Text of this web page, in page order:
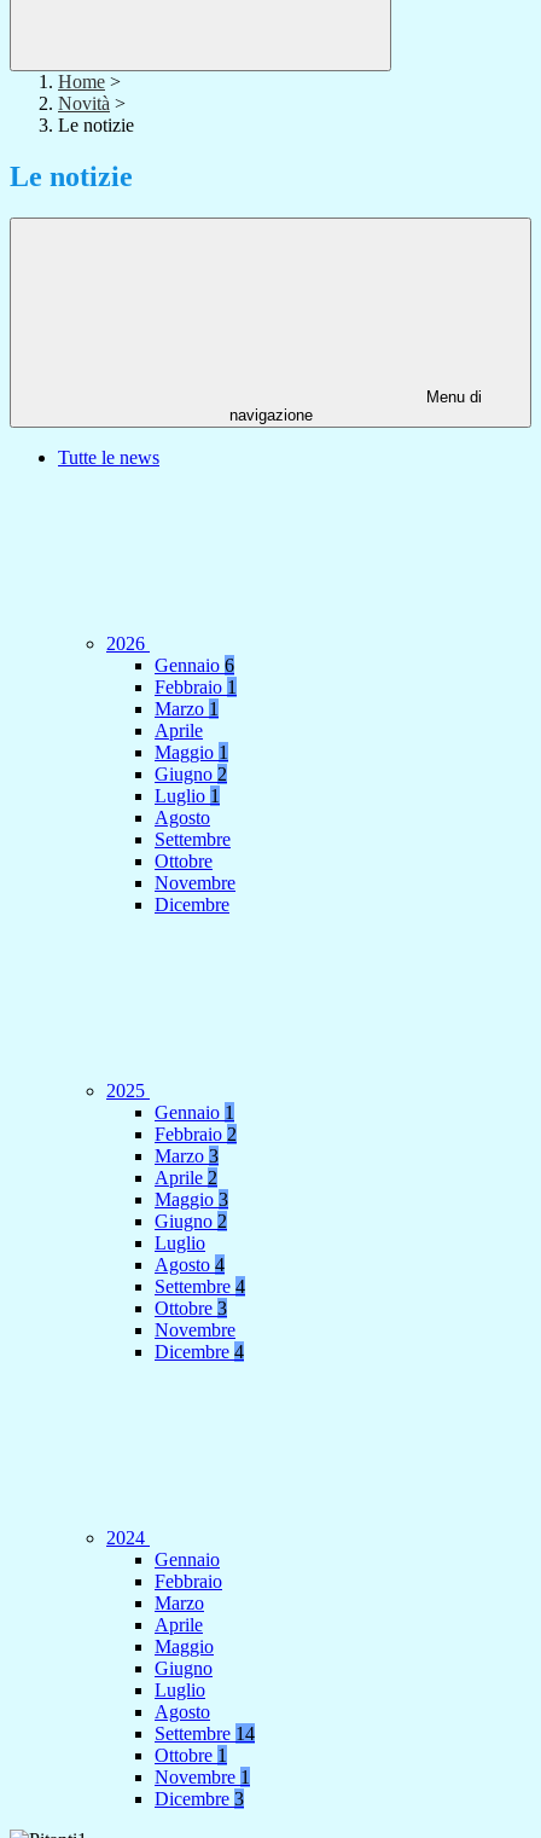
Home >
Novità >
Le notizie
Le notizie
Menu di
navigazione
Tutte le news
2026
Gennaio 6
Febbraio 1
Marzo 1
Aprile
Maggio 1
Giugno 2
Luglio 1
Agosto
Settembre
Ottobre
Novembre
Dicembre
2025
Gennaio 1
Febbraio 2
Marzo 3
Aprile 2
Maggio 3
Giugno 2
Luglio
Agosto 4
Settembre 4
Ottobre 3
Novembre
Dicembre 4
2024
Gennaio
Febbraio
Marzo
Aprile
Maggio
Giugno
Luglio
Agosto
Settembre 14
Ottobre 1
Novembre 1
Dicembre 3